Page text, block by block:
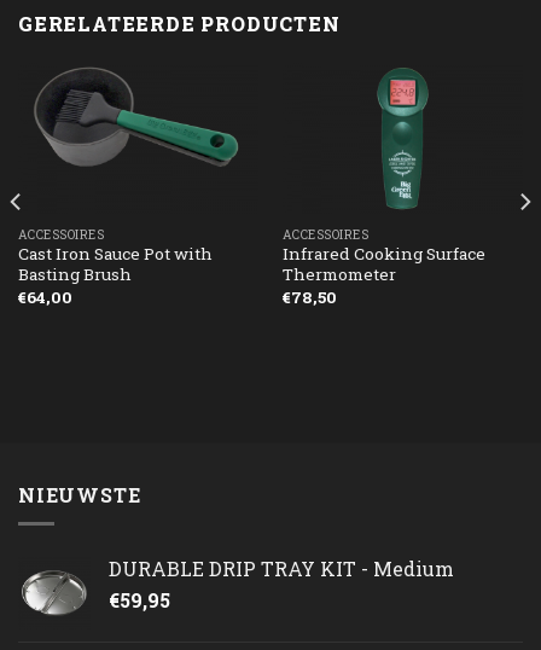
GERELATEERDE PRODUCTEN
ACCESSOIRES
Cast Iron Sauce Pot with
Basting Brush
€64,00
ACCESSOIRES
Infrared Cooking Surface
Thermometer
€78,50
NIEUWSTE
DURABLE DRIP TRAY KIT - Medium
€59,95